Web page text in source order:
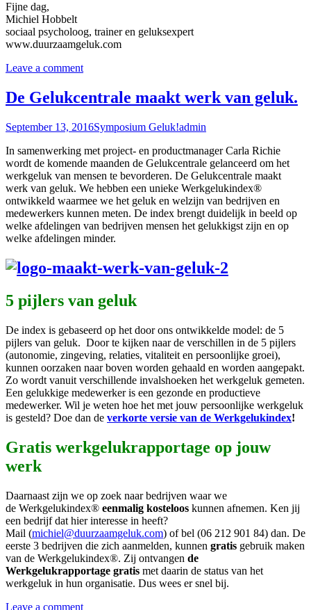
Fijne dag,
Michiel Hobbelt
sociaal psycholoog, trainer en geluksexpert
www.duurzaamgeluk.com
Leave a comment
De Gelukcentrale maakt werk van geluk.
September 13, 2016Symposium Geluk!admin
In samenwerking met project- en productmanager Carla Richie
wordt de komende maanden de Gelukcentrale gelanceerd om het
werkgeluk van mensen te bevorderen. De Gelukcentrale maakt
werk van geluk. We hebben een unieke Werkgelukindex®
ontwikkeld waarmee we het geluk en welzijn van bedrijven en
medewerkers kunnen meten. De index brengt duidelijk in beeld op
welke afdelingen van bedrijven mensen het gelukkigst zijn en op
welke afdelingen minder.
5 pijlers van geluk
De index is gebaseerd op het door ons ontwikkelde model: de 5
pijlers van geluk. Door te kijken naar de verschillen in de 5 pijlers
(autonomie, zingeving, relaties, vitaliteit en persoonlijke groei),
kunnen oorzaken naar boven worden gehaald en worden aangepakt.
Zo wordt vanuit verschillende invalshoeken het werkgeluk gemeten.
Een gelukkige medewerker is een gezonde en productieve
medewerker. Wil je weten hoe het met jouw persoonlijke werkgeluk
is gesteld? Doe dan de verkorte versie van de Werkgelukindex!
Gratis werkgelukrapportage op jouw
werk
Daarnaast zijn we op zoek naar bedrijven waar we
de Werkgelukindex® eenmalig kosteloos kunnen afnemen. Ken jij
een bedrijf dat hier interesse in heeft?
Mail (michiel@duurzaamgeluk.com) of bel (06 212 901 84) dan. De
eerste 3 bedrijven die zich aanmelden, kunnen gratis gebruik maken
van de Werkgelukindex®. Zij ontvangen de
Werkgelukrapportage gratis met daarin de status van het
werkgeluk in hun organisatie. Dus wees er snel bij.
Leave a comment